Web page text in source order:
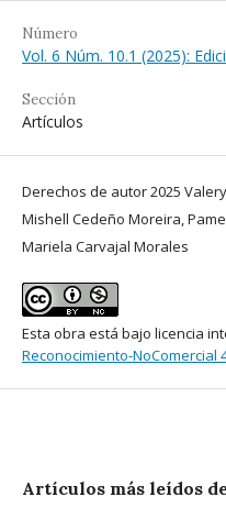
Número
Vol. 6 Núm. 10.1 (2025):
Sección
Artículos
Derechos de autor 2025
Mishell Cedeño Moreira,
Mariela Carvajal Morales
Esta obra está bajo licencia
Reconocimiento-NoComercial
Artículos más leídos